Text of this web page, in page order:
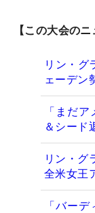
【この大会のニ
リン・グ
ェーデン
「まだ
＆シード
リン・グ
全米女王
「バー